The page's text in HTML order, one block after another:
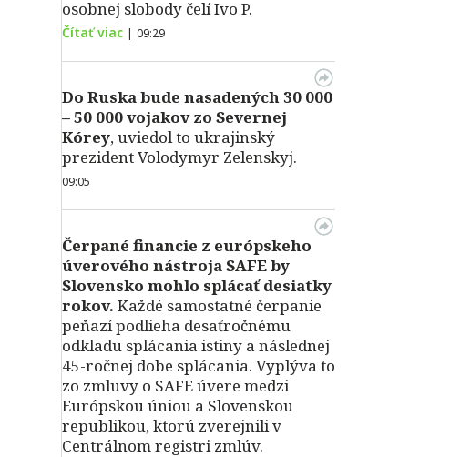
osobnej slobody čelí Ivo P.
Čítať viac | 09:29
Do Ruska bude nasadených 30 000
– 50 000 vojakov zo Severnej
Kórey, uviedol to ukrajinský
prezident Volodymyr Zelenskyj.
09:05
Čerpané financie z európskeho
úverového nástroja SAFE by
Slovensko mohlo splácať desiatky
rokov. Každé samostatné čerpanie
peňazí podlieha desaťročnému
odkladu splácania istiny a následnej
45-ročnej dobe splácania. Vyplýva to
zo zmluvy o SAFE úvere medzi
Európskou úniou a Slovenskou
republikou, ktorú zverejnili v
Centrálnom registri zmlúv.